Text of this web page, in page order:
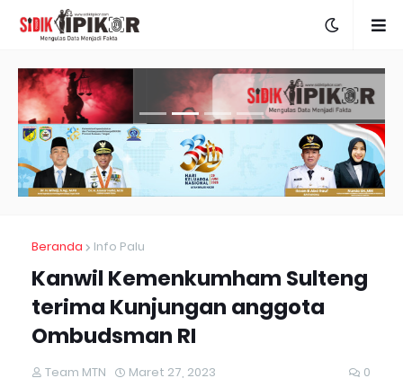
Beranda Info Palu
Kanwil Kemenkumham Sulteng
terima Kunjungan anggota
Ombudsman RI
Team MTN Maret 27, 2023 0